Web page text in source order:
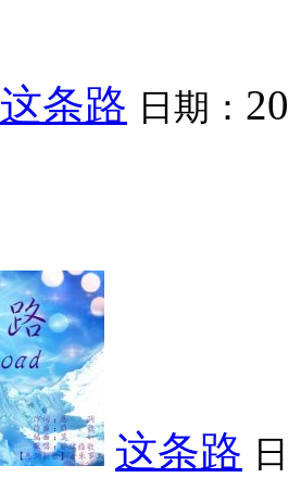
这条路 日期：
这条路